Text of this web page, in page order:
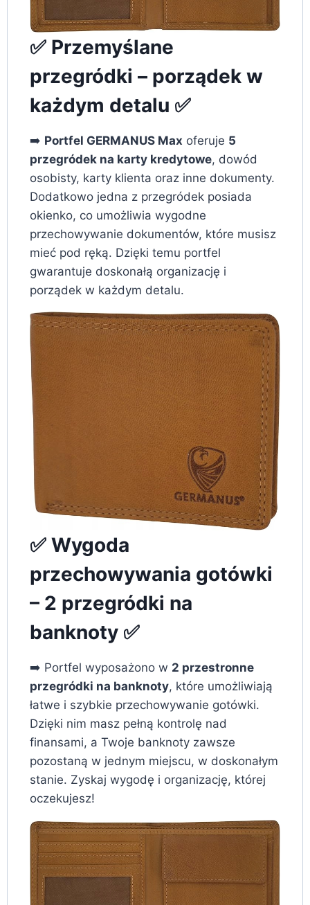
✅ Przemyślane
przegródki – porządek w
każdym detalu ✅
➡️ Portfel GERMANUS Max oferuje 5
przegródek na karty kredytowe, dowód
osobisty, karty klienta oraz inne dokumenty.
Dodatkowo jedna z przegródek posiada
okienko, co umożliwia wygodne
przechowywanie dokumentów, które musisz
mieć pod ręką. Dzięki temu portfel
gwarantuje doskonałą organizację i
porządek w każdym detalu.
✅ Wygoda
przechowywania gotówki
– 2 przegródki na
banknoty ✅
➡️ Portfel wyposażono w 2 przestronne
przegródki na banknoty, które umożliwiają
łatwe i szybkie przechowywanie gotówki.
Dzięki nim masz pełną kontrolę nad
finansami, a Twoje banknoty zawsze
pozostaną w jednym miejscu, w doskonałym
stanie. Zyskaj wygodę i organizację, której
oczekujesz!